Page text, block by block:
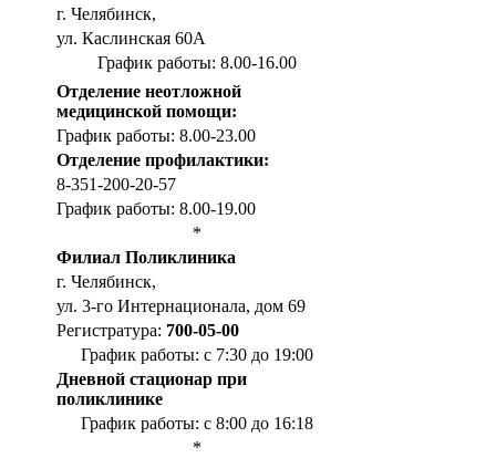
г. Челябинск,
ул. Каслинская 60А
График работы: 8.00-16.00
Отделение неотложной
медицинской помощи:
График работы: 8.00-23.00
Отделение профилактики:
8-351-200-20-57
График работы: 8.00-19.00
*
Филиал Поликлиника
г. Челябинск,
ул. 3-го Интернационала, дом 69
Регистратура: 700-05-00
График работы: с 7:30 до 19:00
Дневной стационар при
поликлинике
График работы: с 8:00 до 16:18
*